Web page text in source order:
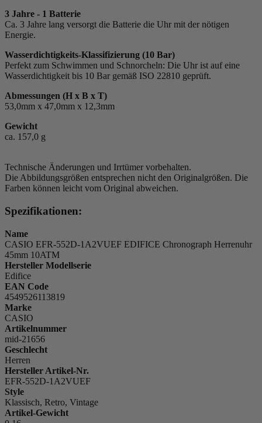
3 Jahre - 1 Batterie
Ca. 3 Jahre lang versorgt die Batterie die Uhr mit der nötigen
Energie.
Wasserdichtigkeits-Klassifizierung (10 Bar)
Perfekt zum Schwimmen und Schnorcheln: Die Uhr ist auf eine
Wasserdichtigkeit bis 10 Bar gemäß ISO 22810 geprüft.
Abmessungen (H x B x T)
53,0mm x 47,0mm x 12,3mm
Gewicht
ca. 157,0 g
Technische Änderungen und Irrtümer vorbehalten.
Die Abbildungsgrößen entsprechen nicht den Originalgrößen. Die
Farben können leicht vom Original abweichen.
Spezifikationen:
Name
CASIO EFR-552D-1A2VUEF EDIFICE Chronograph Herrenuhr
45mm 10ATM
Hersteller Modellserie
Edifice
EAN Code
4549526113819
Marke
CASIO
Artikelnummer
mid-21656
Geschlecht
Herren
Hersteller Artikel-Nr.
EFR-552D-1A2VUEF
Style
Klassisch, Retro, Vintage
Artikel-Gewicht